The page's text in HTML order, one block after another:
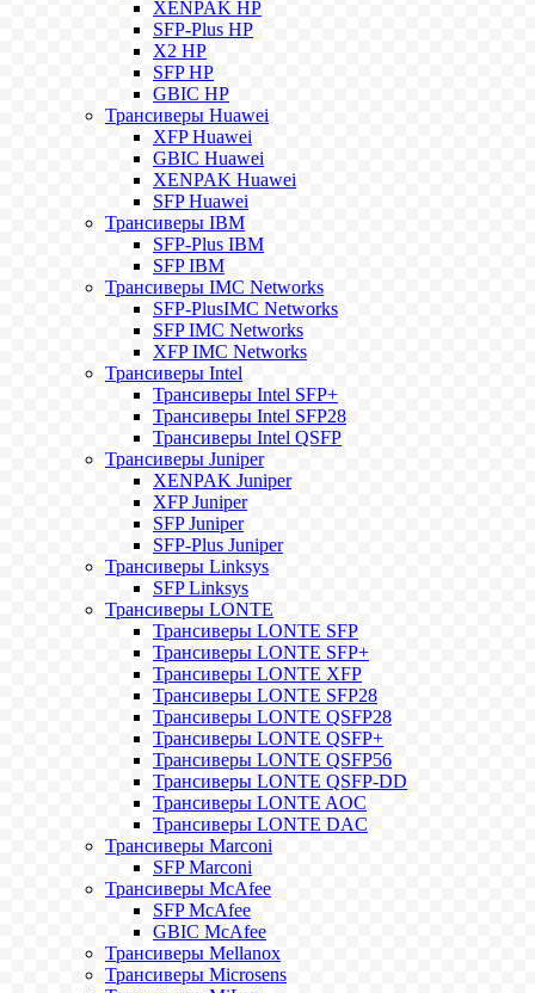
XENPAK HP
SFP-Plus HP
X2 HP
SFP HP
GBIC HP
Трансиверы Huawei
XFP Huawei
GBIC Huawei
XENPAK Huawei
SFP Huawei
Трансиверы IBM
SFP-Plus IBM
SFP IBM
Трансиверы IMC Networks
SFP-PlusIMC Networks
SFP IMC Networks
XFP IMC Networks
Трансиверы Intel
Трансиверы Intel SFP+
Трансиверы Intel SFP28
Трансиверы Intel QSFP
Трансиверы Juniper
XENPAK Juniper
XFP Juniper
SFP Juniper
SFP-Plus Juniper
Трансиверы Linksys
SFP Linksys
Трансиверы LONTE
Трансиверы LONTE SFP
Трансиверы LONTE SFP+
Трансиверы LONTE XFP
Трансиверы LONTE SFP28
Трансиверы LONTE QSFP28
Трансиверы LONTE QSFP+
Трансиверы LONTE QSFP56
Трансиверы LONTE QSFP-DD
Трансиверы LONTE AOC
Трансиверы LONTE DAC
Трансиверы Marconi
SFP Marconi
Трансиверы McAfee
SFP McAfee
GBIC McAfee
Трансиверы Mellanox
Трансиверы Microsens